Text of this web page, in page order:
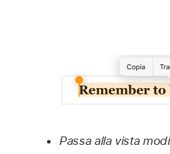
Passa alla vista